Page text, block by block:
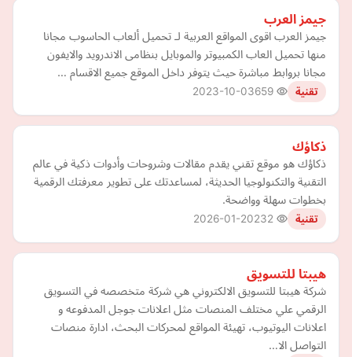
جيمز العرب
جيمز العرب اقوى المواقع العربية لـ تحميل ألعاب الحاسوب مجانا
منها تحميل العاب الكمبيوتر والموبايل بنظامى الاندرويد والايفون
مجانا بروابط مباشرة حيث يتوفر داخل الموقع جميع الاقسام …
تقنية 2023-10-03
ذكاؤك
ذكاؤك هو موقع تقني يقدم مقالات وشروحات وأدوات ذكية في عالم
التقنية والتكنولوجيا الحديثة، لمساعدتك على تطوير معرفتك الرقمية
بخطوات سهلة وواضحة.
تقنية 2026-01-20
هيبتا للتسويق
شركة هيبتا للتسويق الالكتروني هي شركة متخصصه في التسويق
الرقمي علي مختلف المنصات مثل اعلانات جوجل المدفوعه و
اعلانات اليوتيوب، تهيئة المواقع لمحركات البحث، ادارة منصات
التواصل الا…